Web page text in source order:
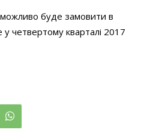
буде замовити в
четвертому кварталі 2017